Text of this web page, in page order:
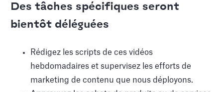
Des tâches spécifiques seront
bientôt déléguées
Rédigez les scripts de ces vidéos
hebdomadaires et supervisez les efforts de
marketing de contenu que nous déployons.